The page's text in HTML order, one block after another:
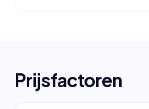
Prijsfactoren